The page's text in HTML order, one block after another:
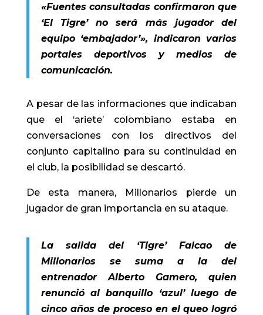
«Fuentes consultadas confirmaron que
‘El Tigre’ no será más jugador del
equipo ‘embajador’», indicaron varios
portales deportivos y medios de
comunicación.
A pesar de las informaciones que indicaban
que el ‘ariete’ colombiano estaba en
conversaciones con los directivos del
conjunto capitalino para su continuidad en
el club, la posibilidad se descartó.
De esta manera, Millonarios pierde un
jugador de gran importancia en su ataque.
La salida del ‘Tigre’ Falcao de
Millonarios se suma a la del
entrenador Alberto Gamero, quien
renunció al banquillo ‘azul’ luego de
cinco años de proceso en el queo logró